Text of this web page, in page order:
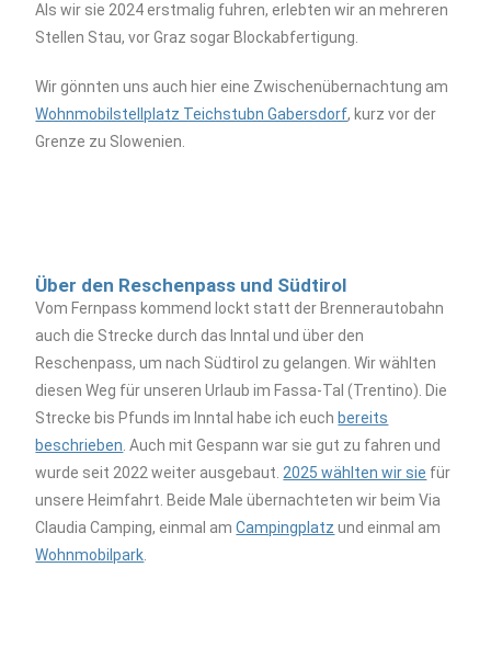
Als wir sie 2024 erstmalig fuhren, erlebten wir an mehreren
Stellen Stau, vor Graz sogar Blockabfertigung.
Wir gönnten uns auch hier eine Zwischenübernachtung am
Wohnmobilstellplatz Teichstubn Gabersdorf, kurz vor der
Grenze zu Slowenien.
Über den Reschenpass und Südtirol
Vom Fernpass kommend lockt statt der Brennerautobahn
auch die Strecke durch das Inntal und über den
Reschenpass, um nach Südtirol zu gelangen. Wir wählten
diesen Weg für unseren Urlaub im Fassa-Tal (Trentino). Die
Strecke bis Pfunds im Inntal habe ich euch bereits
beschrieben . Auch mit Gespann war sie gut zu fahren und
wurde seit 2022 weiter ausgebaut. 2025 wählten wir sie für
unsere Heimfahrt. Beide Male übernachteten wir beim Via
Claudia Camping, einmal amCampingplatz und einmal am
Wohnmobilpark